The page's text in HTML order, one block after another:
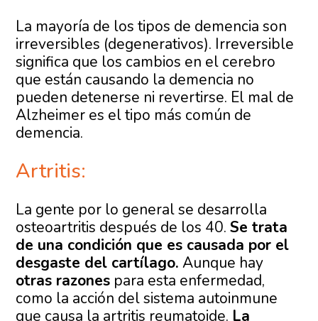
La mayoría de los tipos de demencia son
irreversibles (degenerativos). Irreversible
significa que los cambios en el cerebro
que están causando la demencia no
pueden detenerse ni revertirse. El mal de
Alzheimer es el tipo más común de
demencia.
Artritis:
La gente por lo general se desarrolla
osteoartritis después de los 40.Se trata
de una condición que es causada por el
desgaste del cartílago. Aunque hay
otras razones para esta enfermedad,
como la acción del sistema autoinmune
que causa la artritis reumatoide. La